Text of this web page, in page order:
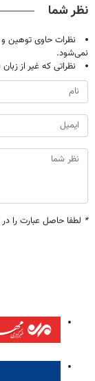
نظر شما
نظرات حاوی توهین
نمی‌شود.
نظراتی که غیر از
* لطفا حاصل عبارت را